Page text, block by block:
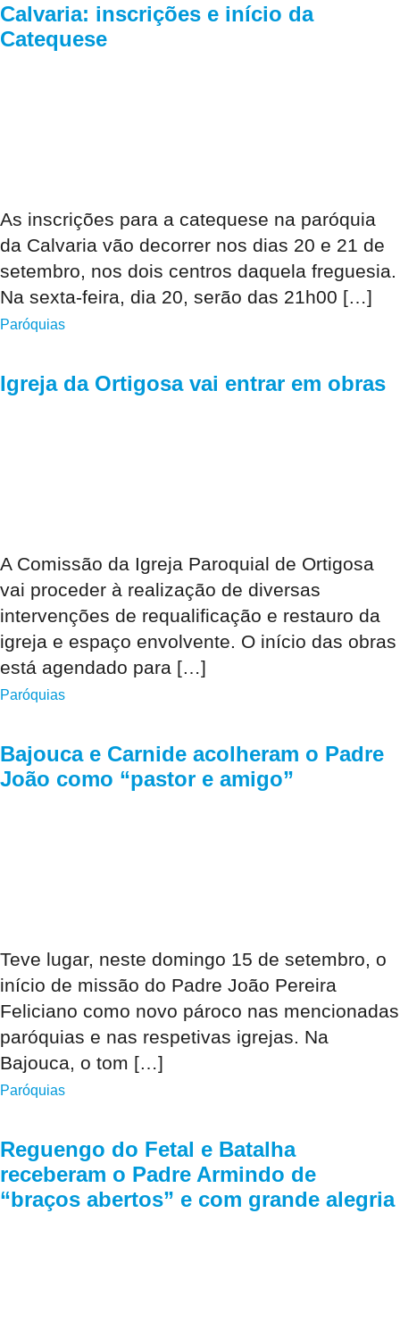
Calvaria: inscrições e início da
Catequese
As inscrições para a catequese na paróquia
da Calvaria vão decorrer nos dias 20 e 21 de
setembro, nos dois centros daquela freguesia.
Na sexta-feira, dia 20, serão das 21h00 […]
Paróquias
Igreja da Ortigosa vai entrar em obras
A Comissão da Igreja Paroquial de Ortigosa
vai proceder à realização de diversas
intervenções de requalificação e restauro da
igreja e espaço envolvente. O início das obras
está agendado para […]
Paróquias
Bajouca e Carnide acolheram o Padre
João como “pastor e amigo”
Teve lugar, neste domingo 15 de setembro, o
início de missão do Padre João Pereira
Feliciano como novo pároco nas mencionadas
paróquias e nas respetivas igrejas. Na
Bajouca, o tom […]
Paróquias
Reguengo do Fetal e Batalha
receberam o Padre Armindo de
“braços abertos” e com grande alegria